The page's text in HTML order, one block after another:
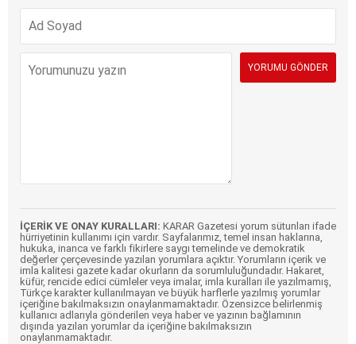
İÇERİK VE ONAY KURALLARI: KARAR Gazetesi yorum sütunları ifade
hürriyetinin kullanımı için vardır. Sayfalarımız, temel insan haklarına,
hukuka, inanca ve farklı fikirlere saygı temelinde ve demokratik
değerler çerçevesinde yazılan yorumlara açıktır. Yorumların içerik ve
imla kalitesi gazete kadar okurların da sorumluluğundadır. Hakaret,
küfür, rencide edici cümleler veya imalar, imla kuralları ile yazılmamış,
Türkçe karakter kullanılmayan ve büyük harflerle yazılmış yorumlar
içeriğine bakılmaksızın onaylanmamaktadır. Özensizce belirlenmiş
kullanıcı adlarıyla gönderilen veya haber ve yazının bağlamının
dışında yazılan yorumlar da içeriğine bakılmaksızın
onaylanmamaktadır.